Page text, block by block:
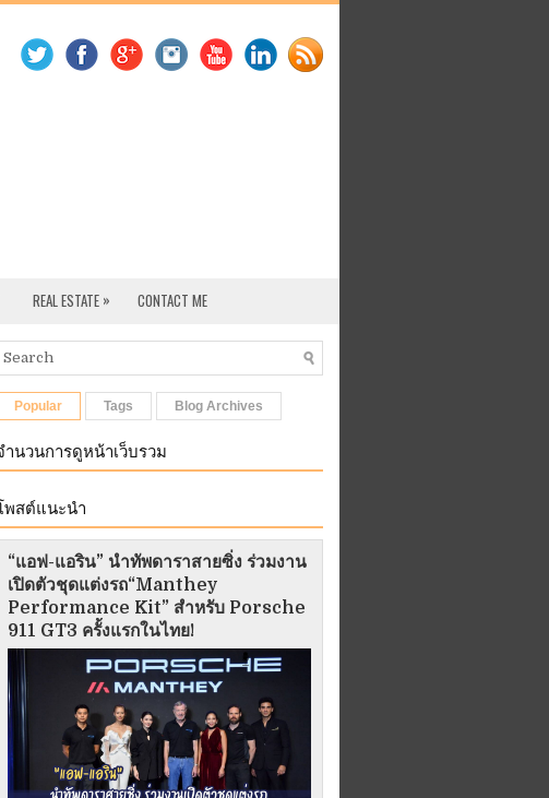
REAL ESTATE » CONTACT ME
Popular Tags Blog Archives
ำนวนการดูหน้าเว็บรวม
พสต์แนะนำ
“แอฟ-แอริน” นำทัพดาราสายซิ่ง ร่วมงาน
เปิดตัวชุดแต่งรถ“Manthey
Performance Kit” สำหรับ Porsche
911 GT3 ครั้งแรกในไทย!